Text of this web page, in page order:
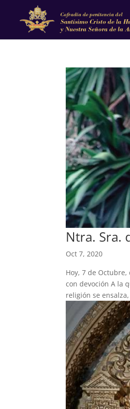
Ntra. Sra.
Oct 7, 2020
Hoy, 7 de
con devoción A la
religión se